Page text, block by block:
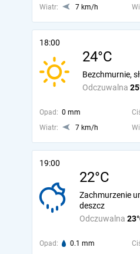
Wiatr:
7 km/h
18:00
24°C
Odczuwalna
Bezchmurnie,
Opad: 0 mm
Wiatr:
7 km/h
19:00
22°C
Odczuwalna
Zachmurzenie
deszcz
Opad: 0.1 mm